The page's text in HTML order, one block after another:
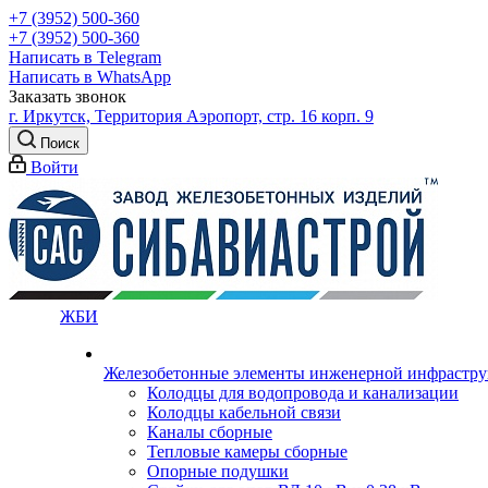
+7 (3952) 500-360
+7 (3952) 500-360
Написать в Telegram
Написать в WhatsApp
Заказать звонок
г. Иркутск, Территория Аэропорт, стр. 16 корп. 9
Поиск
Войти
ЖБИ
Железобетонные элементы инженерной
Колодцы для водопровода и канализации
Колодцы кабельной связи
Каналы сборные
Тепловые камеры сборные
Опорные подушки